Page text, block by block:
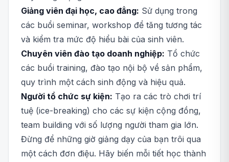
Giảng viên đại học, cao đẳng: Sử dụng trong
các buổi seminar, workshop để tăng tương tác
và kiểm tra mức độ hiểu bài của sinh viên.
Chuyên viên đào tạo doanh nghiệp: Tổ chức
các buổi training, đào tạo nội bộ về sản phẩm,
quy trình một cách sinh động và hiệu quả.
Người tổ chức sự kiện: Tạo ra các trò chơi trí
tuệ (ice-breaking) cho các sự kiện cộng đồng,
team building với số lượng người tham gia lớn.
Đừng để những giờ giảng dạy của bạn trôi qua
một cách đơn điệu. Hãy biến mỗi tiết học thành